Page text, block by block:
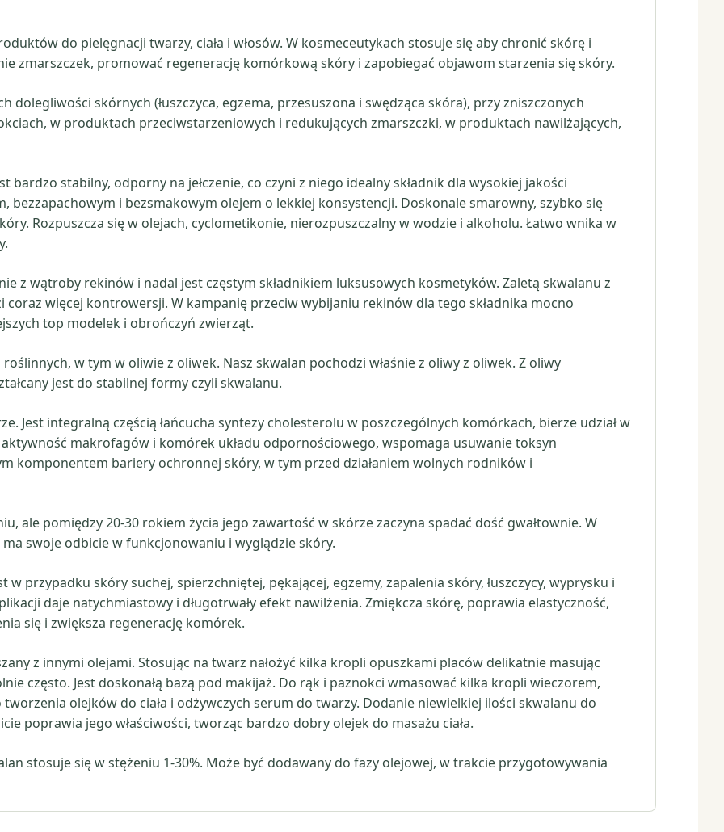
do pielęgnacji twarzy, ciała i włosów. W kosmeceutykach stosuje się aby chronić skórę i
zmarszczek, promować regenerację komórkową skóry i zapobiegać objawom starzenia się skóry.
dolegliwości skórnych (łuszczyca, egzema, przesuszona i swędząca skóra), przy zniszczonych
w produktach przeciwstarzeniowych i redukujących zmarszczki, w produktach nawilżających,
bardzo stabilny, odporny na jełczenie, co czyni z niego idealny składnik dla wysokiej jakości
bezzapachowym i bezsmakowym olejem o lekkiej konsystencji. Doskonale smarowny, szybko się
Rozpuszcza się w olejach, cyclometikonie, nierozpuszczalny w wodzie i alkoholu. Łatwo wnika w
z wątroby rekinów i nadal jest częstym składnikiem luksusowych kosmetyków. Zaletą skwalanu z
coraz więcej kontrowersji. W kampanię przeciw wybijaniu rekinów dla tego składnika mocno
top modelek i obrończyń zwierząt.
w tym w oliwie z oliwek. Nasz skwalan pochodzi właśnie z oliwy z oliwek. Z oliwy
jest do stabilnej formy czyli skwalanu.
Jest integralną częścią łańcucha syntezy cholesterolu w poszczególnych komórkach, bierze udział w
makrofagów i komórek układu odpornościowego, wspomaga usuwanie toksyn
komponentem bariery ochronnej skóry, w tym przed działaniem wolnych rodników i
ale pomiędzy 20-30 rokiem życia jego zawartość w skórze zaczyna spadać dość gwałtownie. W
ma swoje odbicie w funkcjonowaniu i wyglądzie skóry.
w przypadku skóry suchej, spierzchniętej, pękającej, egzemy, zapalenia skóry, łuszczycy, wyprysku i
daje natychmiastowy i długotrwały efekt nawilżenia. Zmiękcza skórę, poprawia elastyczność,
się i zwiększa regenerację komórek.
z innymi olejami. Stosując na twarz nałożyć kilka kropli opuszkami placów delikatnie masując
często. Jest doskonałą bazą pod makijaż. Do rąk i paznokci wmasować kilka kropli wieczorem,
olejków do ciała i odżywczych serum do twarzy. Dodanie niewielkiej ilości skwalanu do
poprawia jego właściwości, tworząc bardzo dobry olejek do masażu ciała.
stosuje się w stężeniu 1-30%. Może być dodawany do fazy olejowej, w trakcie przygotowywania